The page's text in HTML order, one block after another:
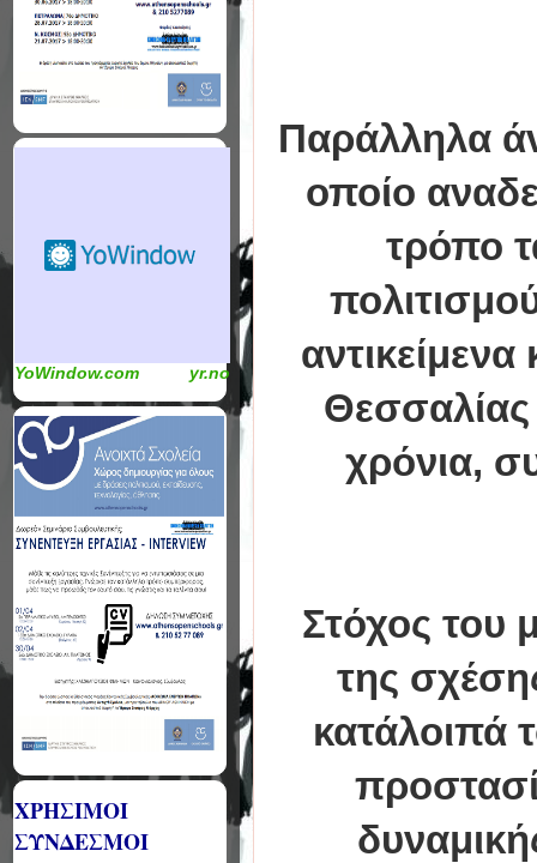
Παράλληλα
οποίο
τρόπο
αντικείμενα
Θεσσαλίας
χρόνια,
Στόχος του
της
κατάλοιπά
YoWindow.com yr.no
ΧΡΗΣΙΜΟΙ
ΣΥΝΔΕΣΜΟΙ